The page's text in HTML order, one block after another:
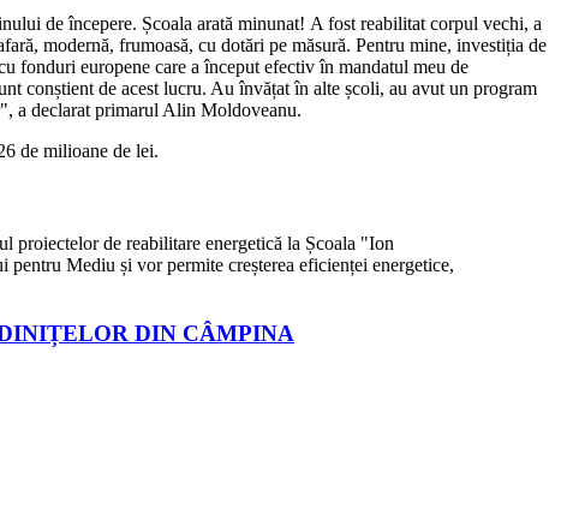
de începere. Școala arată minunat! A fost reabilitat corpul vechi, a
modernă, frumoasă, cu dotări pe măsură. Pentru mine, investiția de
fonduri europene care a început efectiv în mandatul meu de
conștient de acest lucru. Au învățat în alte școli, au avut un program
a declarat primarul Alin Moldoveanu.
de milioane de lei.
proiectelor de reabilitare energetică la Școala "Ion
Mediu și vor permite creșterea eficienței energetice,
DIN CÂMPINA